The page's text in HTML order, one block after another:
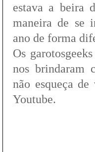
estava a beira
maneira de se
ano de forma
Os
nos brindaram
não esqueça
Youtube.